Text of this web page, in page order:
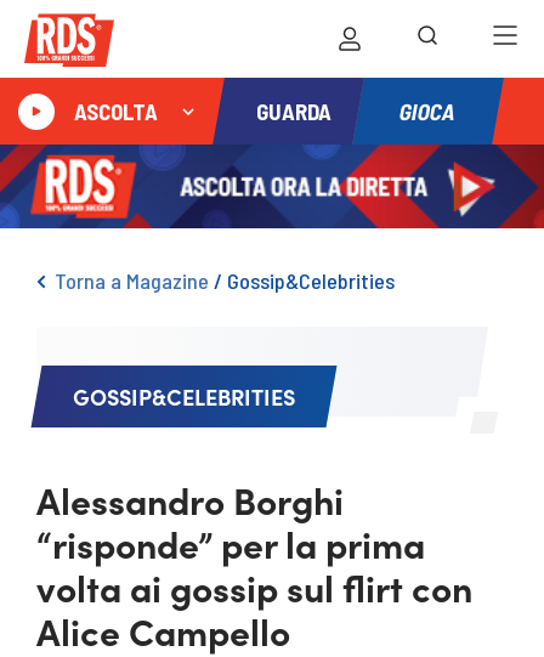
ASCOLTA GUARDA GIOCA
Torna a Magazine / Gossip&Celebrities
GOSSIP&CELEBRITIES
Alessandro Borghi
“risponde” per la prima
volta ai gossip sul flirt con
Alice Campello